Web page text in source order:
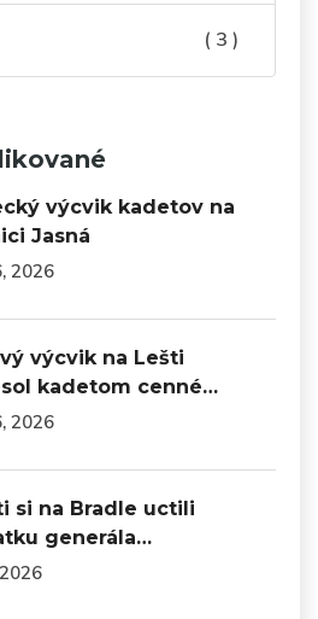
( 3 )
výcvik kadetov na
Jasná
2026
výcvik na Lešti
kadetom cenné…
2026
si na Bradle uctili
generála…